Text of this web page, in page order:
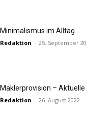
Minimalismus im Alltag
Redaktion - 25. September
Maklerprovision –
Redaktion - 26. August 2022